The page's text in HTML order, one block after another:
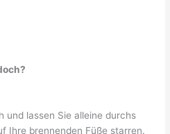
und lassen Sie alleine durchs
Ihre brennenden Füße starren.